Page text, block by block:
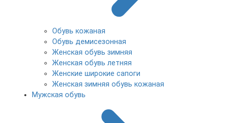
Обувь кожаная
Обувь демисезонная
Женская обувь зимняя
Женская обувь летняя
Женские широкие сапоги
Женская зимняя обувь кожаная
Мужская обувь